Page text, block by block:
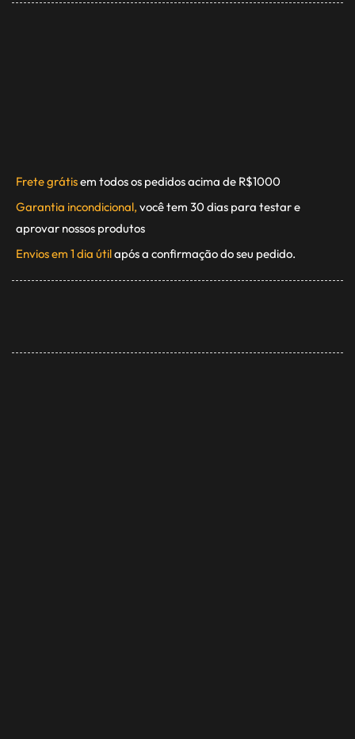
Frete grátisem todos os pedidos acima de R$1000
Garantia incondicional, você tem 30 dias para testar e
aprovar nossos produtos
Envios em 1 dia útilapós a confirmação do seu pedido.